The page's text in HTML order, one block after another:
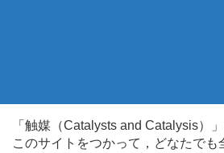
「触媒（Catalysts and Catalysis）
このサイトをつかって，どなたで